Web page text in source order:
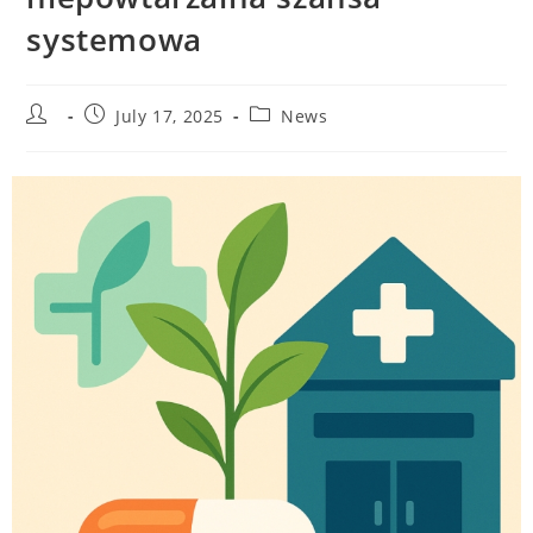
systemowa
July 17, 2025 News